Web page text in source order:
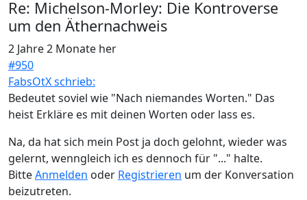
Re: Michelson-Morley: Die Kontroverse
um den Äthernachweis
2 Jahre 2 Monate her
#950
FabsOtX schrieb:
Bedeutet soviel wie "Nach niemandes Worten." Das
heist Erkläre es mit deinen Worten oder lass es.
Na, da hat sich mein Post ja doch gelohnt, wieder was
gelernt, wenngleich ich es dennoch für "..." halte.
BitteAnmelden oder Registrieren um der Konversation
beizutreten.